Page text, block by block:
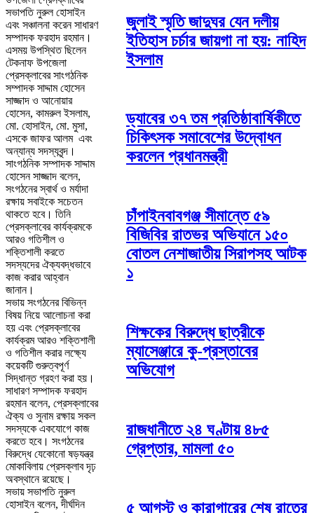
সভাপতি নুরুল হোসাইন
এবং সঞ্চালনা করেন সাধারণ
সম্পাদক ফরহাদ রহমান।
এসময় উপস্থিত ছিলেন
টেকনাফ উপজেলা
প্রেসক্লাবের সাংগঠনিক
সম্পাদক সাদ্দাম হোসেন
সাজ্জাদ ও আনোয়ার
হোসেন, কামরুল ইসলাম,
মো. হোসাইন, মো. মুসা,
এসকে জাফর আলম এবং
অন্যান্য সদস্যবৃন্দ।
সাংগঠনিক সম্পাদক সাদ্দাম
হোসেন সাজ্জাদ বলেন,
সংগঠনের স্বার্থ ও মর্যাদা
রক্ষায় সবাইকে সচেতন
থাকতে হবে। তিনি
প্রেসক্লাবের কার্যক্রমকে
আরও গতিশীল ও
শক্তিশালী করতে
সদস্যদের ঐক্যবদ্ধভাবে
কাজ করার আহ্বান
জানান।
সভায় সংগঠনের বিভিন্ন
বিষয় নিয়ে আলোচনা করা
হয় এবং প্রেসক্লাবের
কার্যক্রম আরও শক্তিশালী
ও গতিশীল করার লক্ষ্যে
কয়েকটি গুরুত্বপূর্ণ
সিদ্ধান্ত গ্রহণ করা হয়।
সাধারণ সম্পাদক ফরহাদ
রহমান বলেন, প্রেসক্লাবের
ঐক্য ও সুনাম রক্ষায় সকল
সদস্যকে একযোগে কাজ
করতে হবে। সংগঠনের
বিরুদ্ধে যেকোনো ষড়যন্ত্র
মোকাবিলায় প্রেসক্লাব দৃঢ়
অবস্থানে রয়েছে।
সভায় সভাপতি নুরুল
হোসাইন বলেন, দীর্ঘদিন
জুলাই স্মৃতি জাদুঘর যেন দলীয়
ইতিহাস চর্চার জায়গা না হয়: নাহিদ
ইসলাম
ড্যাবের ৩৭ তম প্রতিষ্ঠাবার্ষিকীতে
চিকিৎসক সমাবেশের উদ্বোধন
করলেন প্রধানমন্ত্রী
চাঁপাইনবাবগঞ্জ সীমান্তে ৫৯
বিজিবির রাতভর অভিযানে ১৫০
বোতল নেশাজাতীয় সিরাপসহ আটক
১
শিক্ষকের বিরুদ্ধে ছাত্রীকে
ম্যাসেঞ্জারে কু-প্রস্তাবের
অভিযোগ
রাজধানীতে ২৪ ঘণ্টায় ৪৮৫
গ্রেপ্তার, মামলা ৫০
৫ আগস্ট ও কারাগারের শেষ রাতের